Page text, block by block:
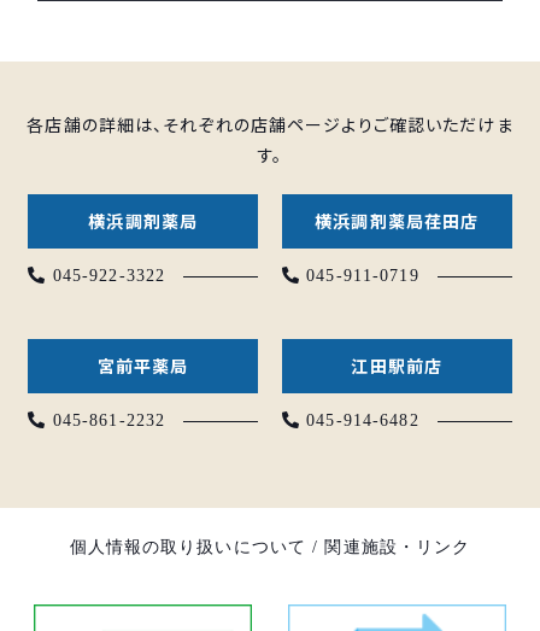
各店舗の詳細は、それぞれの店舗ページよりご確認いただけま
す。
横浜調剤薬局
045-922-3322
横浜調剤薬局荏田店
045-911-0719
宮前平薬局
045-861-2232
江田駅前店
045-914-6482
個人情報の取り扱いについて / 関連施設・リンク